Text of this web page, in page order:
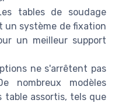
tables de soudage
un système de fixation
un meilleur support
ne s'arrêtent pas
nombreux modèles
table assortis, tels que